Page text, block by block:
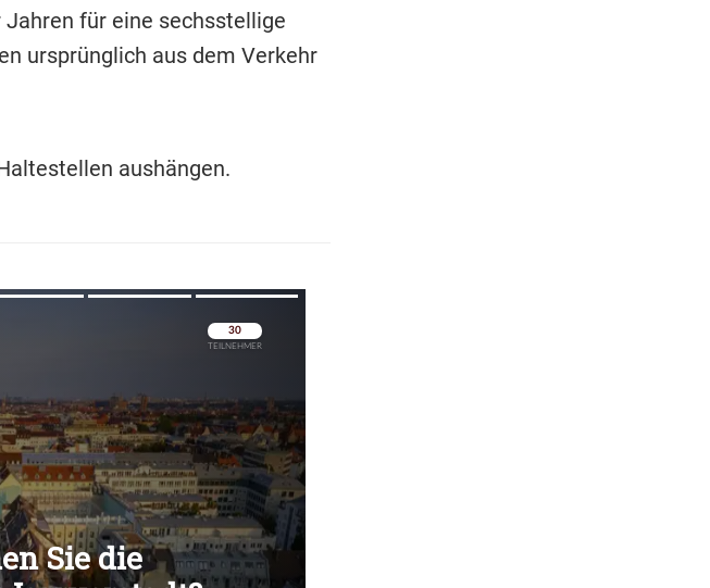
für eine sechsstellige
ursprünglich aus dem Verkehr
aushängen.
Überspringen
Überspringen